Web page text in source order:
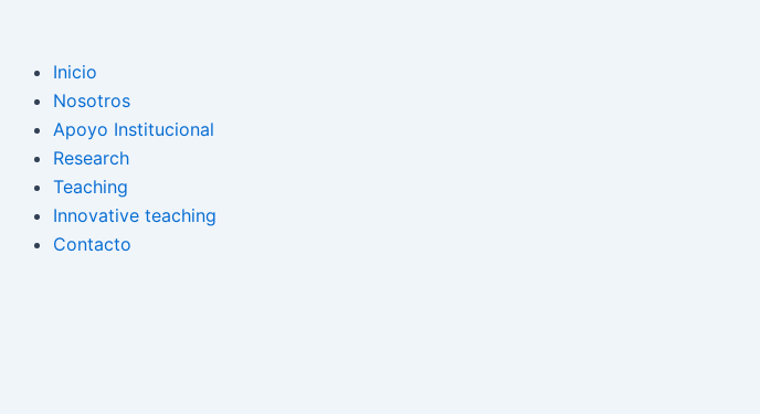
contenido
Inicio
Nosotros
Apoyo Institucional
Research
Teaching
Innovative teaching
Contacto